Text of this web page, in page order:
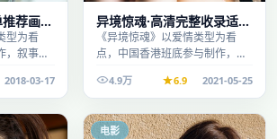
荐画质
型为看
，叙事完
2018-03-17
异境惊魂·高清完整收录适合
周末一口气刷完
《异境惊魂》以爱情类型为看
点，中国香港班底参与制作，叙
段观看。
4.9万 6.9 2021-05-25
电影